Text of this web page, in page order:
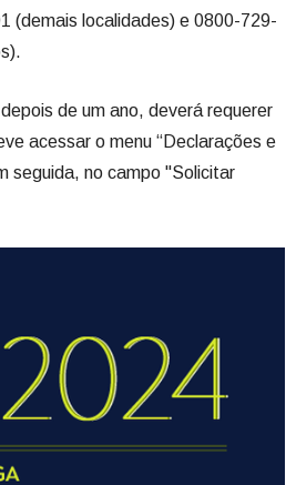
(demais localidades) e 0800-729-
de um ano, deverá requerer
acessar o menu “Declarações e
seguida, no campo "Solicitar